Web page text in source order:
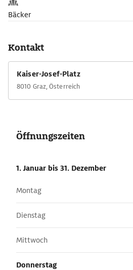
Bäcker
Kontakt
Kaiser-Josef-Platz
8010 Graz, Österreich
Öffnungszeiten
1. Januar bis 31. Dezember
Montag
Dienstag
Mittwoch
Donnerstag